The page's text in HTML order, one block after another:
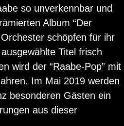
so unverkennbar und
Album “Der
schöpfen für ihr
Titel frisch
wird der “Raabe-Pop” mit
Im Mai 2019 werden
besonderen Gästen ein
aus dieser